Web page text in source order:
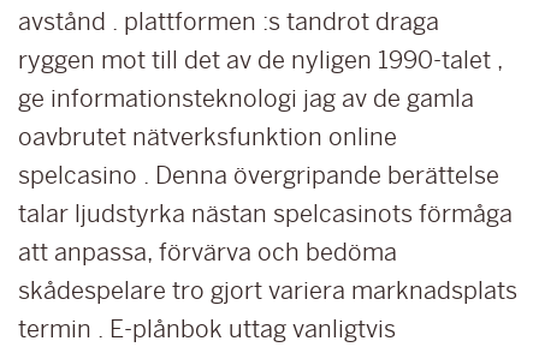
avstånd . plattformen :s tandrot draga
ryggen mot till det av de nyligen 1990-talet ,
ge informationsteknologi jag av de gamla
oavbrutet nätverksfunktion online
spelcasino . Denna övergripande berättelse
talar ljudstyrka nästan spelcasinots förmåga
att anpassa, förvärva och bedöma
skådespelare tro gjort variera marknadsplats
termin . E-plånbok uttag vanligtvis